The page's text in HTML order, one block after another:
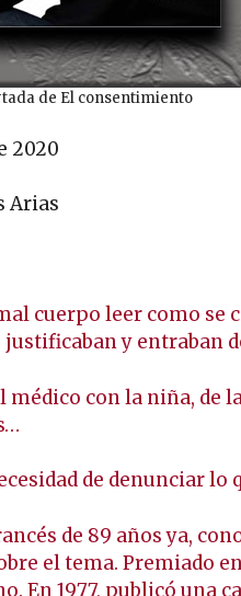
de El consentimiento
2020
Arias
cuerpo leer como se
y entraban
con la niña, de
de denunciar lo
de 89 años ya,
el tema. Premiado
En 1977, publicó una